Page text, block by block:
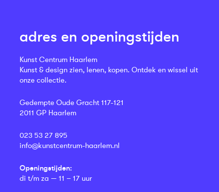
adres en openingstijden
Kunst Centrum Haarlem
Kunst & design zien, lenen, kopen. Ontdek en wissel uit
onze collectie.
Gedempte Oude Gracht 117-121
2011 GP Haarlem
023 53 27 895
info@kunstcentrum-haarlem.nl
Openingstijden:
di t/m za — 11 – 17 uur